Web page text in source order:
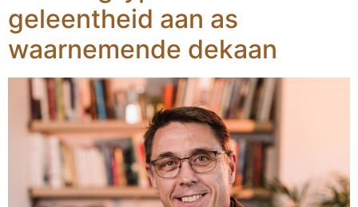
geleentheid aan as
waarnemende dekaan